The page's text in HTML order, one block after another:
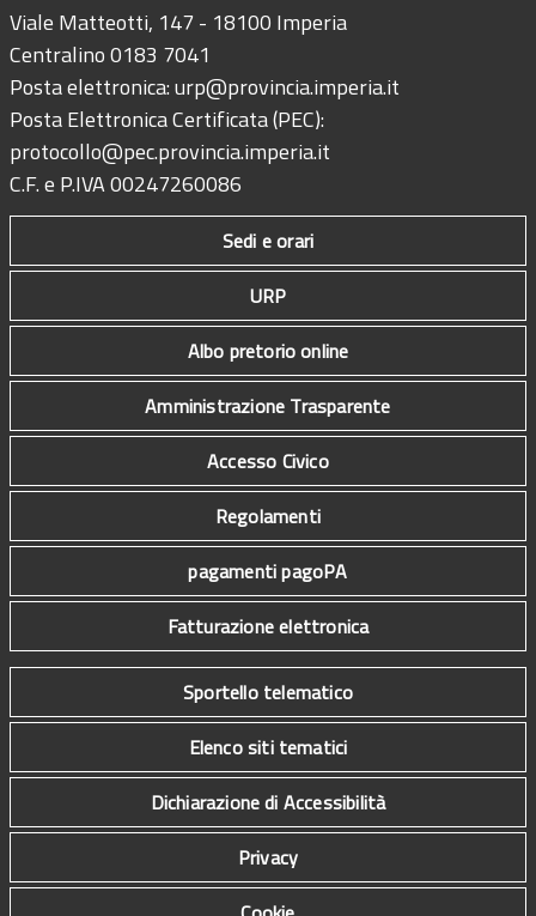
Viale Matteotti, 147 - 18100 Imperia
Centralino 0183 7041
Posta elettronica:urp@provincia.imperia.it
Posta Elettronica Certificata (PEC):
protocollo@pec.provincia.imperia.it
C.F. e P.IVA 00247260086
Sedi e orari
URP
Albo pretorio online
Amministrazione Trasparente
Accesso Civico
Regolamenti
pagamenti pagoPA
Fatturazione elettronica
Sportello telematico
Elenco siti tematici
Dichiarazione di Accessibilità
Privacy